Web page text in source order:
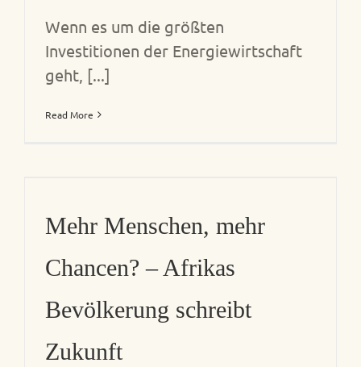
Wenn es um die größten
Investitionen der Energiewirtschaft
geht, [...]
Read More
Mehr Menschen, mehr
Chancen? – Afrikas
Bevölkerung schreibt
Zukunft